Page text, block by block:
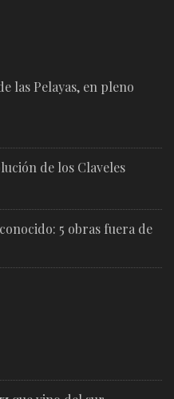
las Pelayas, en pleno
de los Claveles
5 obras fuera de